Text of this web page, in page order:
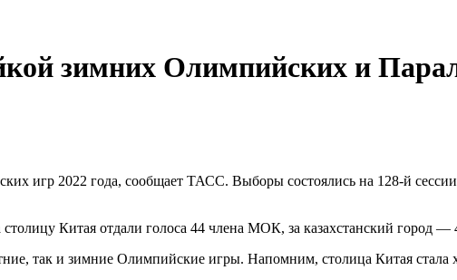
зимних Олимпийских и
игр 2022 года, сообщает ТАСС. Выборы состоялись на 128-й
Китая отдали голоса 44 члена МОК, за казахстанский город —
так и зимние Олимпийские игры. Напомним, столица Китая стала